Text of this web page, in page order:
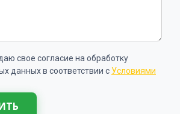
свое согласие на обработку
данных в соответствии с Условиями